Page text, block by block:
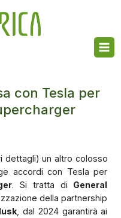
con Tesla per
dettagli) un altro colosso
accordi con Tesla per
. Si tratta di General
della partnership
, dal 2024 garantirà ai